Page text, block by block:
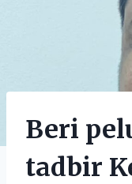
Beri
tadbir